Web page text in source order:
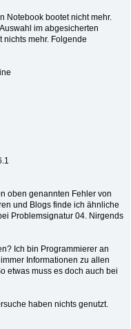
Notebook bootet nicht mehr.
im abgesicherten
nichts mehr. Folgende
oben genannten Fehler von
und Blogs finde ich ähnliche
Problemsignatur 04. Nirgends
Ich bin Programmierer an
Informationen zu allen
etwas muss es doch auch bei
haben nichts genutzt.